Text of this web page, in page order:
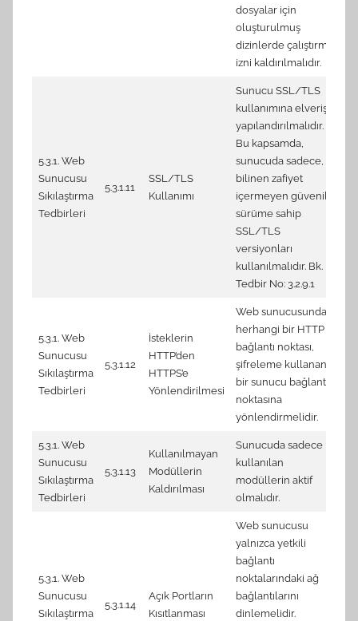
dosyalar için
oluşturulmuş
dizinlerde çalıştırma
izni kaldırılmalıdır.
5.3.1. Web
Sunucusu
Sıkılaştırma
Tedbirleri
5.3.1.11
SSL/TLS
Kullanımı
Sunucu SSL/TLS
kullanımına elverişli
yapılandırılmalıdır.
Bu kapsamda,
sunucuda sadece,
bilinen zafiyet
içermeyen güvenilir
sürüme sahip
SSL/TLS
versiyonları
kullanılmalıdır. Bk.
Tedbir No: 3.2.9.1
5.3.1. Web
Sunucusu
Sıkılaştırma
Tedbirleri
5.3.1.12
İsteklerin
HTTP’den
HTTPS’e
Yönlendirilmesi
Web sunucusundaki
herhangi bir HTTP
bağlantı noktası,
şifreleme kullanan
bir sunucu bağlantı
noktasına
yönlendirmelidir.
5.3.1. Web
Sunucusu
Sıkılaştırma
Tedbirleri
5.3.1.13
Kullanılmayan
Modüllerin
Kaldırılması
Sunucuda sadece
kullanılan
modüllerin aktif
olmalıdır.
5.3.1. Web
Sunucusu
Sıkılaştırma
5.3.1.14
Açık Portların
Kısıtlanması
Web sunucusu
yalnızca yetkili
bağlantı
noktalarındaki ağ
bağlantılarını
dinlemelidir.